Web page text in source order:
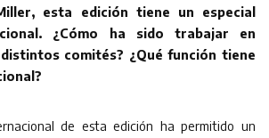
esta edición tiene un especial
¿Cómo ha sido trabajar en
comités? ¿Qué función tiene
de esta edición ha permitido un